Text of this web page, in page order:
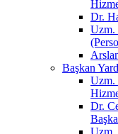
Dr.
Başkan
Uzm.
Dr.
Uzm.